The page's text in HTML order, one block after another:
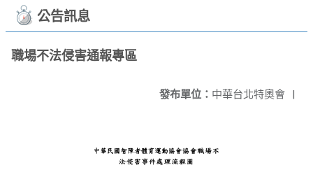
公告訊息
職場不法侵害通報專區
發布單位： 中華台北特奧會 |